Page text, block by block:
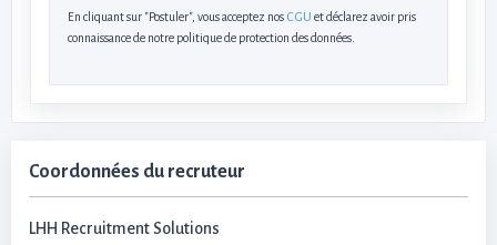
En cliquant sur "Postuler", vous acceptez nos CGU et déclarez avoir pris
connaissance de notre politique de protection des données.
Coordonnées du recruteur
LHH Recruitment Solutions